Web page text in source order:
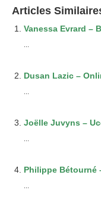
Articles
Vanessa Evrard –
...
Dusan Lazic –
...
Joëlle Juvyns –
...
Philippe Bétourné
...